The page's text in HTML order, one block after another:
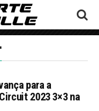
para a
2023 3×3 na